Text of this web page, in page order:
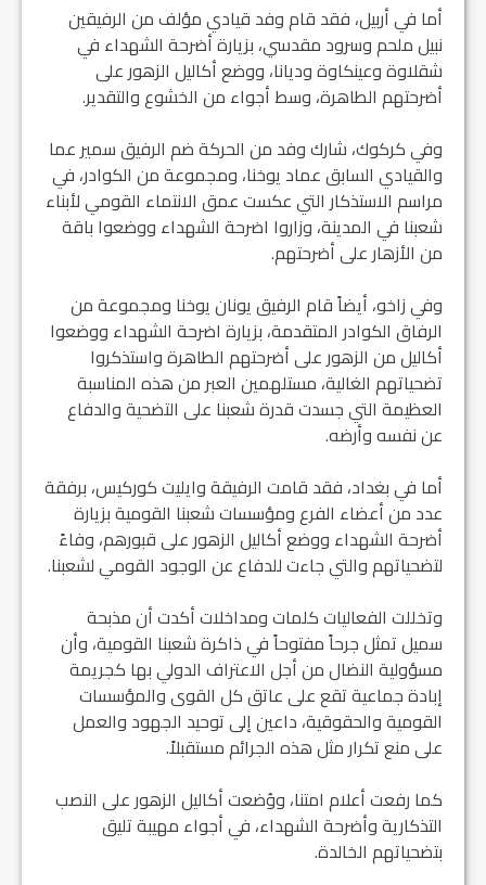
أما في أربيل، فقد قام وفد قيادي مؤلف من الرفيقين
نبيل ملحم وسرود مقدسي، بزيارة أضرحة الشهداء في
شقلاوة وعينكاوة وديانا، ووضع أكاليل الزهور على
أضرحتهم الطاهرة، وسط أجواء من الخشوع والتقدير.
وفي كركوك، شارك وفد من الحركة ضم الرفيق سمير عما
والقيادي السابق عماد يوخنا، ومجموعة من الكوادر، في
مراسم الاستذكار التي عكست عمق الانتماء القومي لأبناء
شعبنا في المدينة، وزاروا اضرحة الشهداء ووضعوا باقة
من الأزهار على أضرحتهم.
وفي زاخو، أيضاً قام الرفيق يونان يوخنا ومجموعة من
الرفاق الكوادر المتقدمة، بزيارة اضرحة الشهداء ووضعوا
أكاليل من الزهور على أضرحتهم الطاهرة واستذكروا
تضحياتهم الغالية، مستلهمين العبر من هذه المناسبة
العظيمة التي جسدت قدرة شعبنا على التضحية والدفاع
عن نفسه وأرضه.
أما في بغداد، فقد قامت الرفيقة وايليت كوركيس، برفقة
عدد من أعضاء الفرع ومؤسسات شعبنا القومية بزيارة
أضرحة الشهداء ووضع أكاليل الزهور على قبورهم، وفاءً
لتضحياتهم والتي جاءت للدفاع عن الوجود القومي لشعبنا.
وتخللت الفعاليات كلمات ومداخلات أكدت أن مذبحة
سميل تمثل جرحاً مفتوحاً في ذاكرة شعبنا القومية، وأن
مسؤولية النضال من أجل الاعتراف الدولي بها كجريمة
إبادة جماعية تقع على عاتق كل القوى والمؤسسات
القومية والحقوقية، داعين إلى توحيد الجهود والعمل
على منع تكرار مثل هذه الجرائم مستقبلاً.
كما رفعت أعلام امتنا، ووُضعت أكاليل الزهور على النصب
التذكارية وأضرحة الشهداء، في أجواء مهيبة تليق
بتضحياتهم الخالدة.